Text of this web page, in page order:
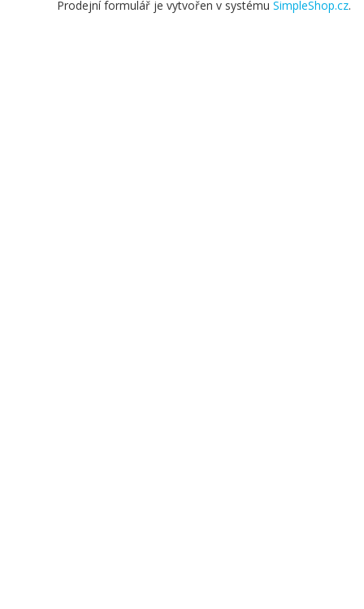
Prodejní formulář je vytvořen v systému SimpleShop.cz.